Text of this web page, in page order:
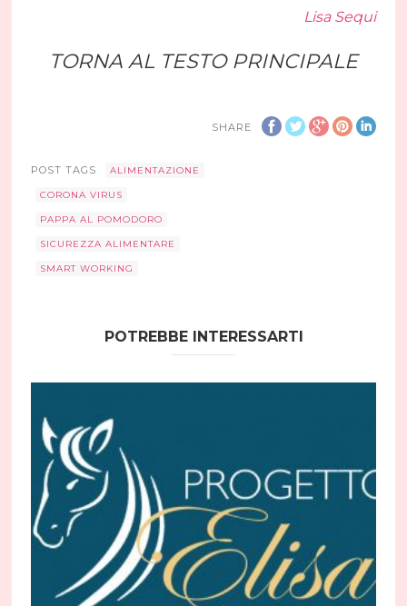
Lisa Sequi
TORNA AL TESTO PRINCIPALE
SHARE
POST TAGS ALIMENTAZIONE
CORONA VIRUS
PAPPA AL POMODORO
SICUREZZA ALIMENTARE
SMART WORKING
POTREBBE INTERESSARTI